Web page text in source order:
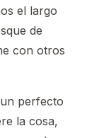
el largo
de
con otros
perfecto
la cosa,